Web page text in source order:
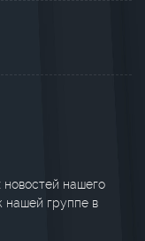
нашего
нашей группе в